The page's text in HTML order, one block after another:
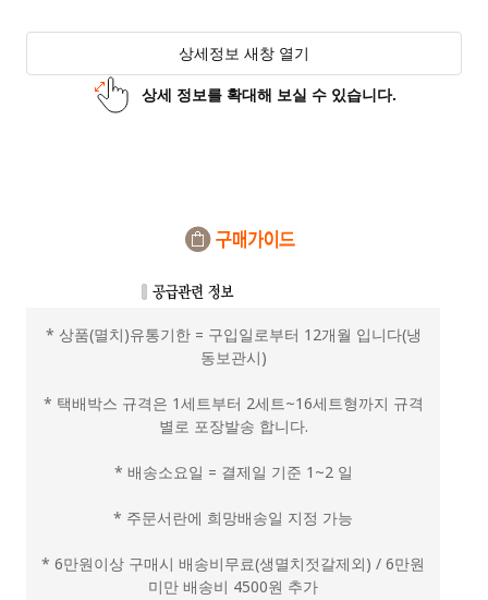
상세정보 새창 열기
상세 정보를 확대해 보실 수 있습니다.
* 상품(멸치)유통기한 = 구입일로부터 12개월 입니다(냉
동보관시)
* 택배박스 규격은 1세트부터 2세트~16세트형까지 규격
별로 포장발송 합니다.
* 배송소요일 = 결제일 기준 1~2 일
* 주문서란에 희망배송일 지정 가능
* 6만원이상 구매시 배송비무료(생멸치젓갈제외) / 6만원
미만 배송비 4500원 추가